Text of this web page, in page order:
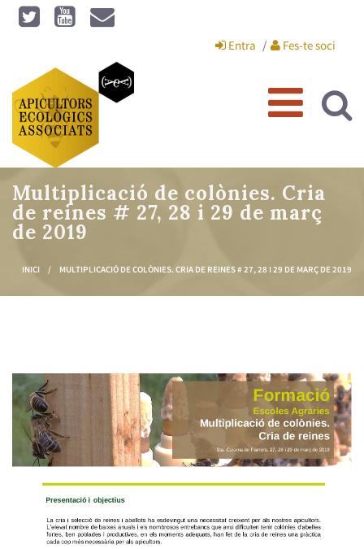
Vés al contingut
Entra Fes-te soci
Multiplicació de colònies. Cria
de reines # 27, 28 i 29 de març
de 2019
Esteu aquí
INICI / MULTIPLICACIÓ DE COLÒNIES. CRIA DE REINES # 27, 28 I 29 DE MARÇ DE 2019